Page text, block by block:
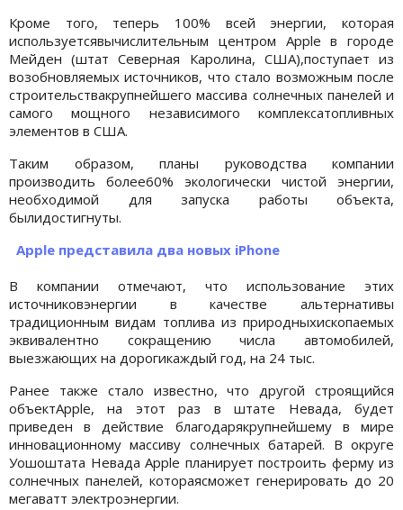
Кроме того, теперь 100% всей энергии, которая
используетсявычислительным центром Apple в городе
Мейден (штат Северная Каролина, США),поступает из
возобновляемых источников, что стало возможным после
строительствакрупнейшего массива солнечных панелей и
самого мощного независимого комплексатопливных
элементов в США.
Таким образом, планы руководства компании
производить более60% экологически чистой энергии,
необходимой для запуска работы объекта,
былидостигнуты.
Apple представила два новых iPhone
В компании отмечают, что использование этих
источниковэнергии в качестве альтернативы
традиционным видам топлива из природныхископаемых
эквивалентно сокращению числа автомобилей,
выезжающих на дорогикаждый год, на 24 тыс.
Ранее также стало известно, что другой строящийся
объектApple, на этот раз в штате Невада, будет
приведен в действие благодарякрупнейшему в мире
инновационному массиву солнечных батарей. В округе
Уошоштата Невада Apple планирует построить ферму из
солнечных панелей, котораясможет генерировать до 20
мегаватт электроэнергии.